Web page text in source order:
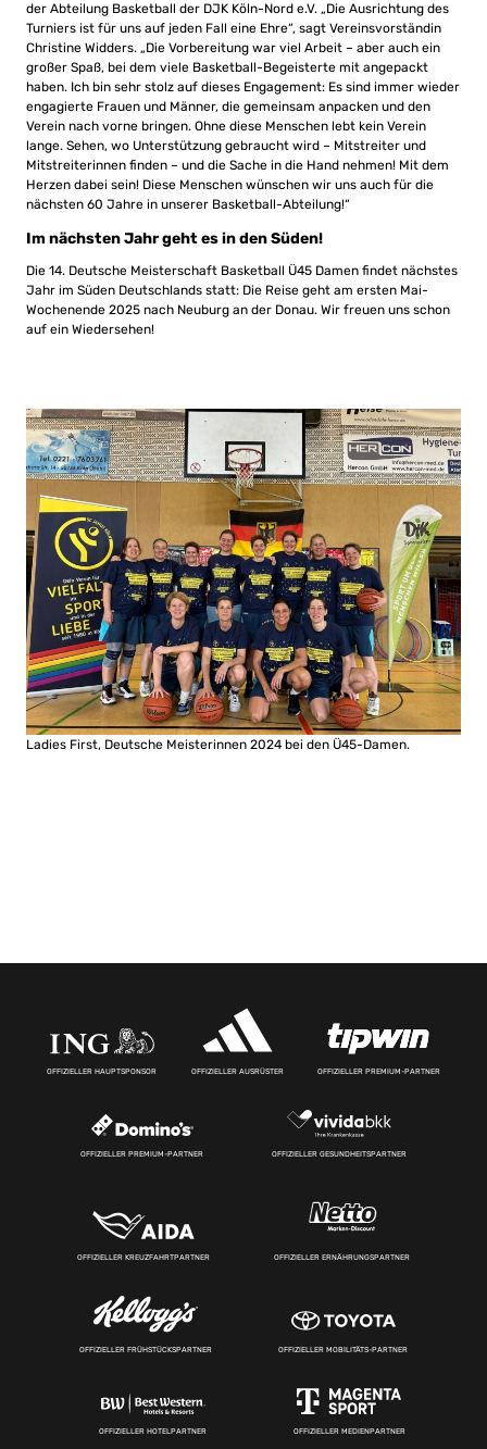
der Abteilung Basketball der DJK Köln-Nord e.V. „Die Ausrichtung des
Turniers ist für uns auf jeden Fall eine Ehre“, sagt Vereinsvorständin
Christine Widders. „Die Vorbereitung war viel Arbeit – aber auch ein
großer Spaß, bei dem viele Basketball-Begeisterte mit angepackt
haben. Ich bin sehr stolz auf dieses Engagement: Es sind immer wieder
engagierte Frauen und Männer, die gemeinsam anpacken und den
Verein nach vorne bringen. Ohne diese Menschen lebt kein Verein
lange. Sehen, wo Unterstützung gebraucht wird – Mitstreiter und
Mitstreiterinnen finden – und die Sache in die Hand nehmen! Mit dem
Herzen dabei sein! Diese Menschen wünschen wir uns auch für die
nächsten 60 Jahre in unserer Basketball-Abteilung!“
Im nächsten Jahr geht es in den Süden!
Die 14. Deutsche Meisterschaft Basketball Ü45 Damen findet nächstes
Jahr im Süden Deutschlands statt: Die Reise geht am ersten Mai-
Wochenende 2025 nach Neuburg an der Donau. Wir freuen uns schon
auf ein Wiedersehen!
Ladies First, Deutsche Meisterinnen 2024 bei den Ü45-Damen.
OFFIZIELLER HAUPTSPONSOR OFFIZIELLER AUSRÜSTER OFFIZIELLER PREMIUM-PARTNER
OFFIZIELLER PREMIUM-PARTNER OFFIZIELLER GESUNDHEITSPARTNER
OFFIZIELLER KREUZFAHRTPARTNER OFFIZIELLER ERNÄHRUNGSPARTNER
OFFIZIELLER FRÜHSTÜCKSPARTNER OFFIZIELLER MOBILITÄTS-PARTNER
OFFIZIELLER HOTELPARTNER OFFIZIELLER MEDIENPARTNER